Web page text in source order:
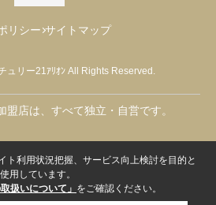
リシー サイトマップ
ュリー21ｱﾘｵﾝ All Rights Reserved.
盟店は、すべて独立・自営です。
ト利用状況把握、サービス向上検討を目的と
用しています。
扱いについて」 をご確認ください。